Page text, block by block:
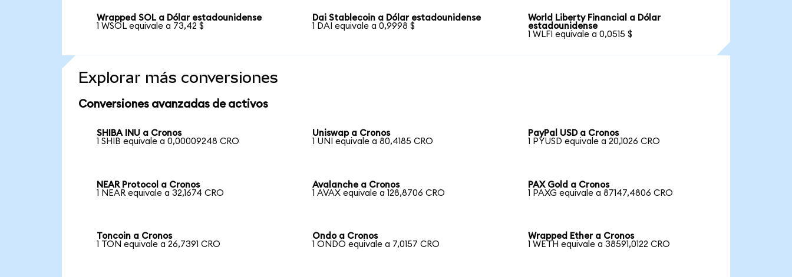
Wrapped SOL a Dólar estadounidense
1 WSOL equivale a 73,42 $
Dai Stablecoin a Dólar estadounidense
1 DAI equivale a 0,9998 $
World Liberty Financial a Dólar
estadounidense
1 WLFI equivale a 0,0515 $
Explorar más conversiones
Conversiones avanzadas de activos
SHIBA INU a Cronos
1 SHIB equivale a 0,00009248 CRO
Uniswap a Cronos
1 UNI equivale a 80,4185 CRO
PayPal USD a Cronos
1 PYUSD equivale a 20,1026 CRO
NEAR Protocol a Cronos
1 NEAR equivale a 32,1674 CRO
Avalanche a Cronos
1 AVAX equivale a 128,8706 CRO
PAX Gold a Cronos
1 PAXG equivale a 87147,4806 CRO
Toncoin a Cronos
1 TON equivale a 26,7391 CRO
Ondo a Cronos
1 ONDO equivale a 7,0157 CRO
Wrapped Ether a Cronos
1 WETH equivale a 38591,0122 CRO